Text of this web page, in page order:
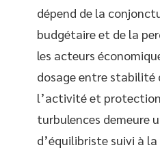
dépend de la
budgétaire et de la
les acteurs
dosage entre stabilité
l’activité et
turbulences demeure
d’équilibriste suivi à